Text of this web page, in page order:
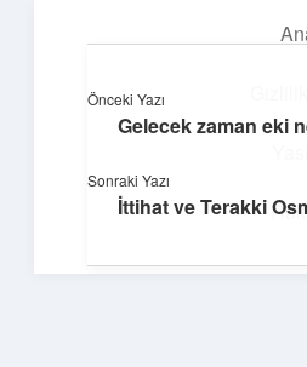
Deniz Esintisi
Dalgalardan ilham alan
Önceki Yazı
Gelecek zaman eki
Sonraki Yazı
İttihat ve Terakki